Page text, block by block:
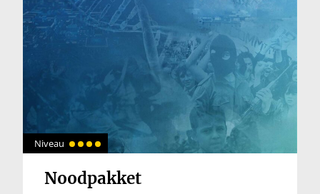
Inloggen
Niveau
Noodpakket